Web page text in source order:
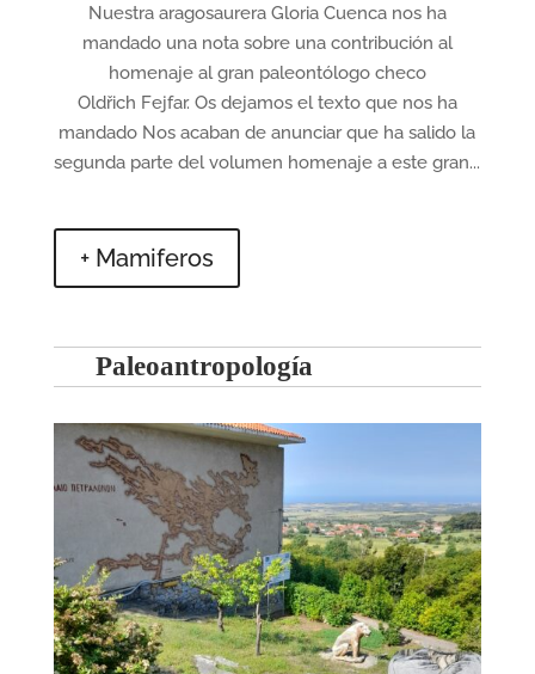
Nuestra aragosaurera Gloria Cuenca nos ha
mandado una nota sobre una contribución al
homenaje al gran paleontólogo checo
Oldřich Fejfar. Os dejamos el texto que nos ha
mandado Nos acaban de anunciar que ha salido la
segunda parte del volumen homenaje a este gran...
+ Mamiferos
Paleoantropología